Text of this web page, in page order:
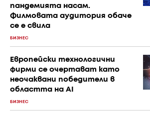
пандемията насам.
Филмовата аудитория обаче
се е свила
БИЗНЕС
Европейски технологични
фирми се очертават като
неочаквани победители в
областта на AI
БИЗНЕС